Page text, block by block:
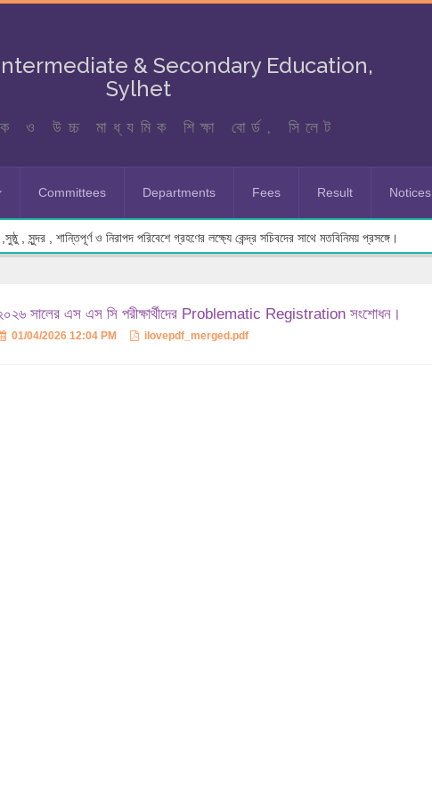
& Secondary Education,
Sylhet
ও উচ্চ মাধ্যমিক শিক্ষা বোর্ড, সিলেট
Committees Departments Fees Result Notices
, সুন্দর , শান্তিপূর্ণ ও নিরাপদ পরিবেশে গ্রহণের লক্ষ্যে কেন্দ্র সচিবদের সাথে মতবিনিময় প্রসঙ্গে।
সালের এস এস সি পরীক্ষার্থীদের Problematic Registration সংশোধন।
01/04/2026 12:04 PM ilovepdf_merged.pdf